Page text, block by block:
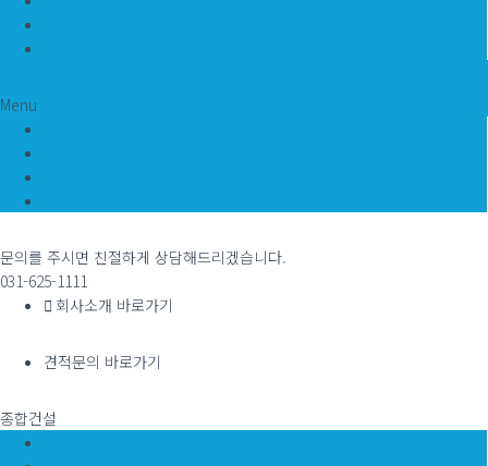
Menu
문의를 주시면 친절하게 상담해드리겠습니다.
031-625-1111
회사소개 바로가기
견적문의 바로가기
종합건설